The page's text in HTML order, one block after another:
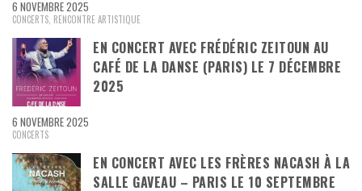
6 NOVEMBRE 2025
CONCERTS, RENCONTRE ARTISTIQUE
EN CONCERT AVEC FRÉDÉRIC ZEITOUN AU
CAFÉ DE LA DANSE (PARIS) LE 7 DÉCEMBRE
2025
6 NOVEMBRE 2025
CONCERTS
EN CONCERT AVEC LES FRÈRES NACASH À LA
SALLE GAVEAU – PARIS LE 10 SEPTEMBRE